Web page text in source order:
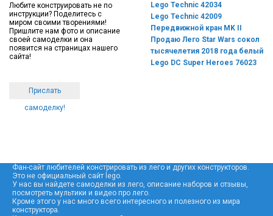
Любите конструировать не по
инструкции? Поделитесь с
миром своими творениями!
Пришлите нам фото и описание
своей самоделки и она
появится на страницах нашего
сайта!
Прислать
самоделку!
Lego Technic 42034
Lego Technic 42009
Передвижной кран MK II
Продаю Лего Star Wars сокол
тысячелетия 2018 года белый
Lego DC Super Heroes 76023
Фан-сайт любителей констрировать из лего и других конструкторов.
Это не официальный сайт lego.
У нас вы найдете самоделки из лего, описание наборов и отзывы,
посмотреть мультики и видео про лего.
Кроме этого у нас много всего интересного и полезного из мира
конструктора.